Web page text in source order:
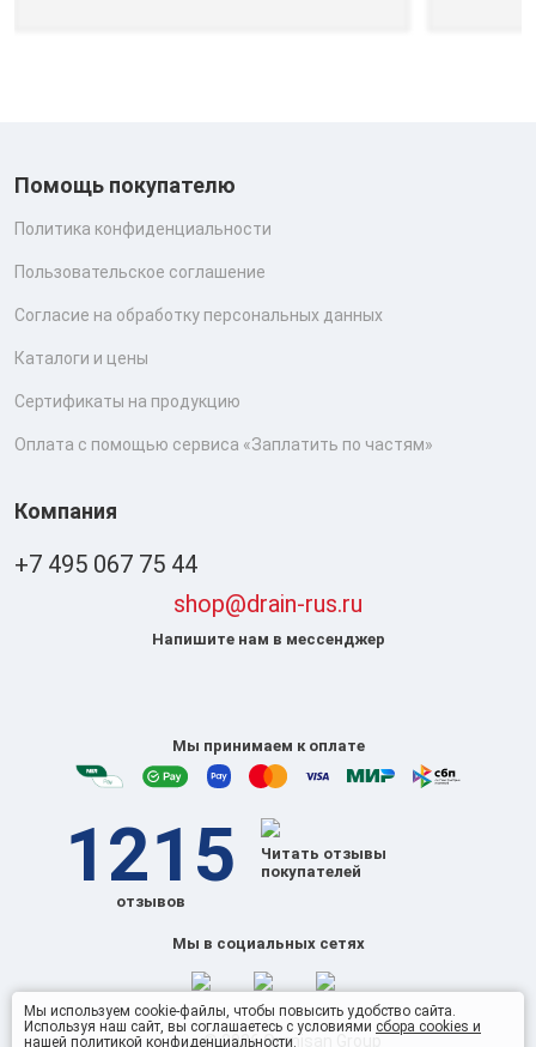
Помощь покупателю
Политика конфиденциальности
Пользовательское соглашение
Согласие на обработку персональных данных
Каталоги и цены
Сертификаты на продукцию
Оплата с помощью сервиса «Заплатить по частям»
Компания
+7 495 067 75 44
shop@drain-rus.ru
Напишите нам в мессенджер
Мы принимаем к оплате
1215
отзывов
Читать отзывы
покупателей
Мы в социальных сетях
© 2026 Omnisan Group
Мы используем cookie-файлы, чтобы повысить удобство сайта.
Используя наш сайт, вы соглашаетесь с условиями сбора cookies и
нашей политикой конфиденциальности.